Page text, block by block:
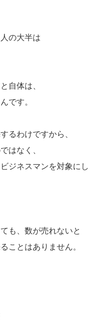
の大半は
自体は、
です。
るわけですから、
はなく、
ジネスマンを対象にし
も、数が売れないと
ことはありません。